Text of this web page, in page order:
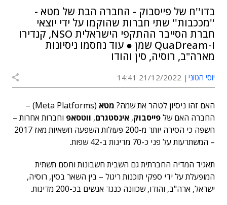
בדו''ח של פייסבוק - החברה הבת של מטא -
''מככבות'' שתי חברות שהוקמו על ידי יוצאי
חברת הסייבר ההתקפי הישראלית NSO, קנדירו
ו-QuaDream שמן ● עוד נחסמו ניסיונות
מארה"ב, רוסיה, סין והודו
יוסי הטוני 21/12/2022 14:41
האם זהו ניסיון לטהר את שמה? מטא
(Meta Platforms) –
החברה האם שלפייסבוק, אינסטגרם, ווטסאפ וחברות אחרות –
חשפה כי הסירה יותר מ-200 פעולות השפעה חשאיות מאז 2017
– המשתרעות על פני כ-70 מדינות ב-42 שפות.
תאגיד המדיה החברתית גם השבית חשבונות וחסם תשתית
המופעלת על ידי ספקי תוכנות ריגול – בין השאר בסין, רוסיה,
ישראל, ארה"ב, והודו, שכוונה כנגד אנשים בכ-200 מדינות.